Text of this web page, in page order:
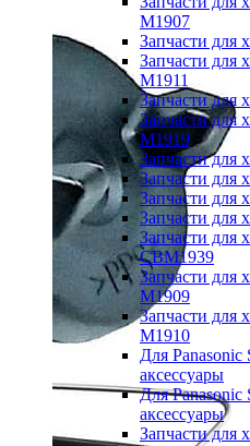
M1907
Запчасти для
Запчасти для
M1911
Запчасти для
Запчасти для
M1919
Запчасти для
Запчасти для
Запчасти для
Запчасти для
Запчасти для
CBM1939
Запчасти для
M1909
Запчасти для
M1910
Для Panasonic
аксессуары
Для Panasonic
аксессуары
Запчасти для